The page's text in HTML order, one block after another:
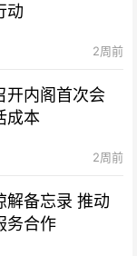
动
2周前
开内阁首次会
成本
2周前
解备忘录 推动
务合作